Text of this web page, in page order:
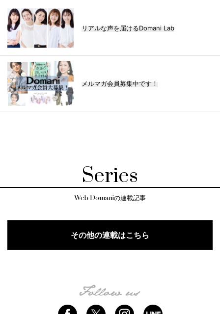
リアルな声を届けるDomani Lab
メルマガ会員募集中です！
Series
Web Domaniの連載記事
その他の連載はこちら